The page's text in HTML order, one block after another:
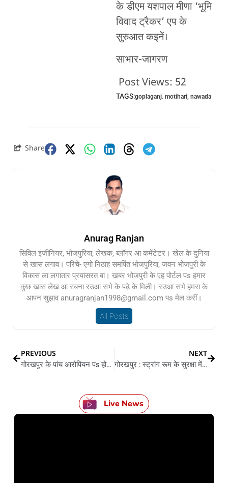
के डीएम यशपाल मीणा ‘भूमि
विवाद ट्रैकर’ एप के
सुरुआत कइनें।
साभार-जागरण
Post Views: 52
TAGS:goplaganj. motihari, nawada
Share
Anurag Ranjan
सिविल इंजीनियर, भोजपुरिया, लेखक, ब्लॉगर आ कमेंटेटर। खेल के दुनिया
से खास लगाव। परिचे- एगो निठाह समर्पित भोजपुरिया, जवन भोजपुरी के
विकास ला लगातार प्रयासरत बा। खबर भोजपुरी के एह पोर्टल पs हमार
कुछ खास लेख आ रचना रउआ सभे के पढ़े के मिली। रउआ सभे हमरा के
आपन सुझाव anuragranjan1998@gmail.com पs मेल करीं।
All Posts
PREVIOUS
गोरखपुर के पांच आरोपियन पs होई गैंगस्टर पs होखे आली कारवाही, जब्त होई संपति
NEXT
गोरखपुर : स्ट्रांग रूम के सुरक्षा में लागल दू दारोगा सस्पेंड, परिसर में प्रत्याशी के घुसले पs भइल कारवाही
Live News